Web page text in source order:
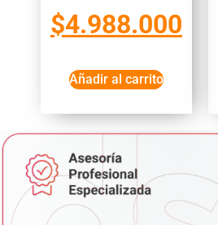
$4.988.000
Añadir al carrito